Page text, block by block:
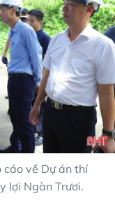
về Dự án thí
lợi Ngàn Trươi.